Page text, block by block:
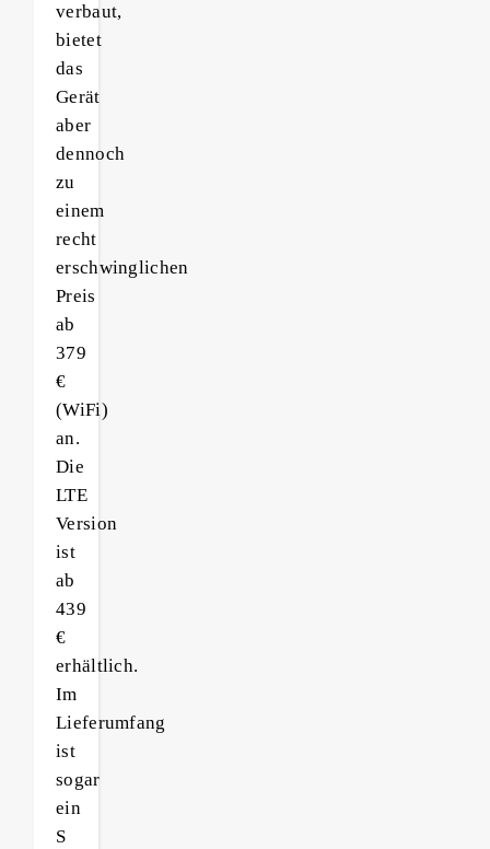
verbaut,
bietet
das
Gerät
aber
dennoch
zu
einem
recht
erschwinglichen
Preis
ab
379
€
(WiFi)
an.
Die
LTE
Version
ist
ab
439
€
erhältlich.
Im
Lieferumfang
ist
sogar
ein
S